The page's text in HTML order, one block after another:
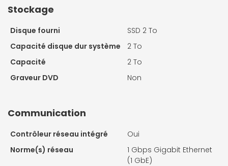
Stockage
Disque fourni
SSD 2 To
Capacité disque dur système
2 To
Capacité
2 To
Graveur DVD
Non
Communication
Contrôleur réseau intégré
Oui
Norme(s) réseau
1 Gbps Gigabit Ethernet
(1 GbE)